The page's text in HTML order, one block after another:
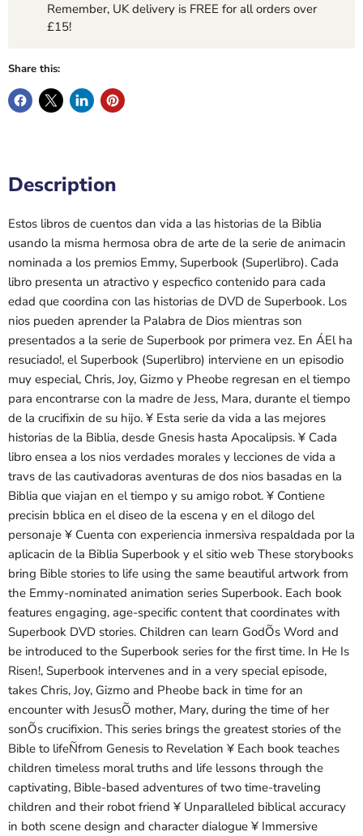
Remember, UK delivery is FREE for all orders over
£15!
Share this:
Description
Estos libros de cuentos dan vida a las historias de la Biblia
usando la misma hermosa obra de arte de la serie de animacin
nominada a los premios Emmy, Superbook (Superlibro). Cada
libro presenta un atractivo y especfico contenido para cada
edad que coordina con las historias de DVD de Superbook. Los
nios pueden aprender la Palabra de Dios mientras son
presentados a la serie de Superbook por primera vez. En ÁEl ha
resuciado!, el Superbook (Superlibro) interviene en un episodio
muy especial, Chris, Joy, Gizmo y Pheobe regresan en el tiempo
para encontrarse con la madre de Jess, Mara, durante el tiempo
de la crucifixin de su hijo. ¥ Esta serie da vida a las mejores
historias de la Biblia, desde Gnesis hasta Apocalipsis. ¥ Cada
libro ensea a los nios verdades morales y lecciones de vida a
travs de las cautivadoras aventuras de dos nios basadas en la
Biblia que viajan en el tiempo y su amigo robot. ¥ Contiene
precisin bblica en el diseo de la escena y en el dilogo del
personaje ¥ Cuenta con experiencia inmersiva respaldada por la
aplicacin de la Biblia Superbook y el sitio web These storybooks
bring Bible stories to life using the same beautiful artwork from
the Emmy-nominated animation series Superbook. Each book
features engaging, age-specific content that coordinates with
Superbook DVD stories. Children can learn GodÕs Word and
be introduced to the Superbook series for the first time. In He Is
Risen!, Superbook intervenes and in a very special episode,
takes Chris, Joy, Gizmo and Pheobe back in time for an
encounter with JesusÕ mother, Mary, during the time of her
sonÕs crucifixion. This series brings the greatest stories of the
Bible to lifeÑfrom Genesis to Revelation ¥ Each book teaches
children timeless moral truths and life lessons through the
captivating, Bible-based adventures of two time-traveling
children and their robot friend ¥ Unparalleled biblical accuracy
in both scene design and character dialogue ¥ Immersive